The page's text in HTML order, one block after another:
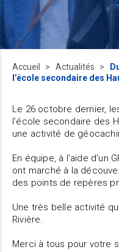
Accueil Actualités
l’école secondaire des
Le 26 octobre dernier,
l’école secondaire des
une activité de
En équipe, à l'aide d'un
ont marché à la
des points de repères
Une très belle activité
Rivière.
Merci à tous pour votre